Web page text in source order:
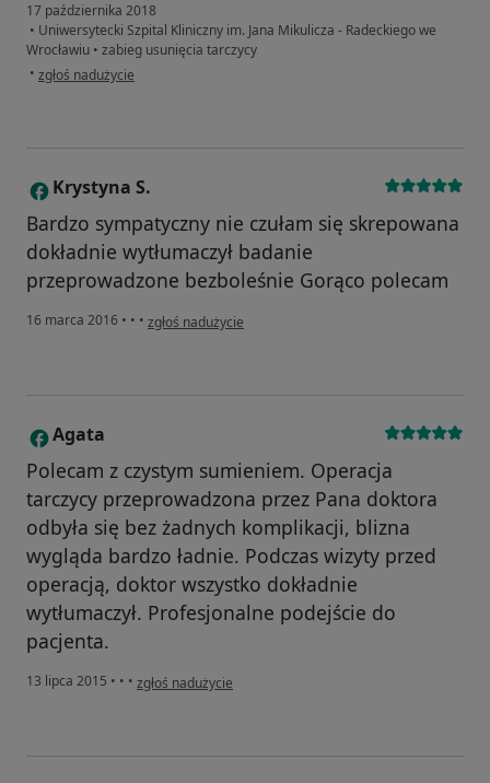
17 października 2018
• Uniwersytecki Szpital Kliniczny im. Jana Mikulicza - Radeckiego we
Wrocławiu • zabieg usunięcia tarczycy
• w opinii użytkownika Szydłowska M.
zgłoś nadużycie
K Krystyna S.
Bardzo sympatyczny nie czułam się skrepowana
dokładnie wytłumaczył badanie
przeprowadzone bezboleśnie Gorąco polecam
16 marca 2016 • • • w opinii użytkownika Krystyna S.
zgłoś nadużycie
A Agata
Polecam z czystym sumieniem. Operacja
tarczycy przeprowadzona przez Pana doktora
odbyła się bez żadnych komplikacji, blizna
wygląda bardzo ładnie. Podczas wizyty przed
operacją, doktor wszystko dokładnie
wytłumaczył. Profesjonalne podejście do
pacjenta.
13 lipca 2015 • • • w opinii użytkownika Agata
zgłoś nadużycie